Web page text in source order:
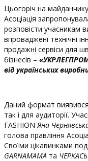
Цьогоріч на
Асоціація
розповісти учасникам
впроваджені технічні
продажні сервіси для
бізнесів –
від українських
Даний формат виявився
так і для аудиторії.
FASHIONЯна
голова правління
Своїми цікавинками
GARNAMAMA та